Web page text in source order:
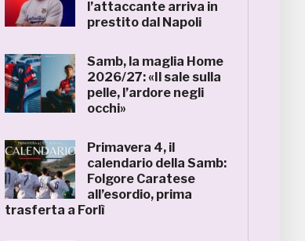
l’attaccante arriva in
prestito dal Napoli
Samb, la maglia Home
2026/27: «Il sale sulla
pelle, l’ardore negli
occhi»
Primavera 4, il
calendario della Samb:
Folgore Caratese
all’esordio, prima
trasferta a Forlì